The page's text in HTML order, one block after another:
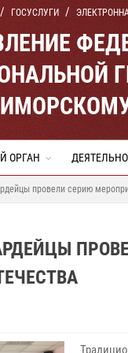
ГОСУСЛУГИ
ОРГАН
провели серию